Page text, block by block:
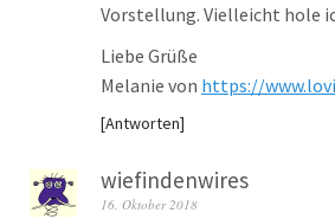
Vorstellung. Vielleicht hole
Liebe Grüße
Melanie von https://
Antworten
wiefindenwires
16. Oktober 2018